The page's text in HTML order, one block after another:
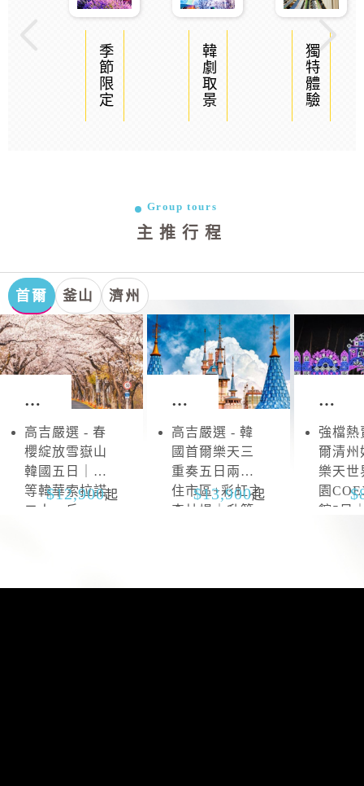
季節限定 韓劇取景 獨特體驗
Group tours
主推行程
首爾 釜山 濟州
首
雪
嶽
山
高吉嚴選 - 春
櫻綻放雪嶽山
韓國五日｜升
等韓華索拉諾
二人一戶
12,900起
首
抱
川
高吉嚴選 - 韓
國首爾樂天三
重奏五日兩晚
住市區+彩虹之
森片場｜升等
13,900起
首
強檔熱
爾清州
樂天世
園
館5日